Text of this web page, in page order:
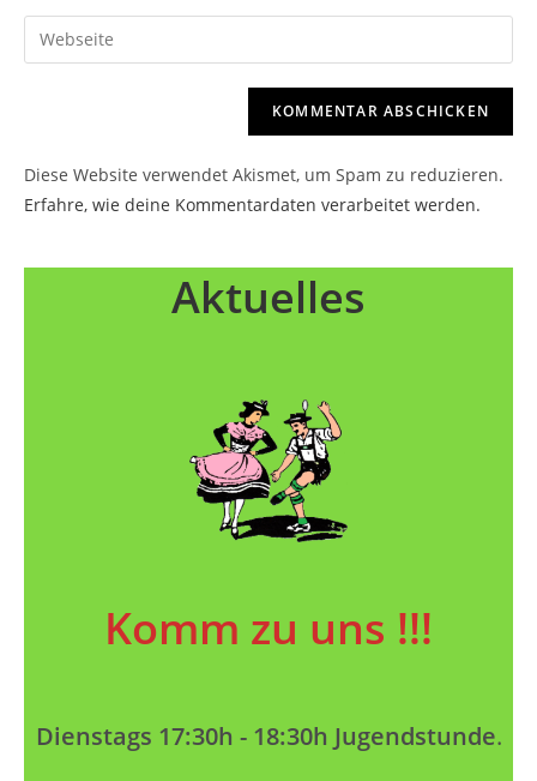
zum
Kommentieren
E-
Mail-
ein
Gib
deine
(optional)
Diese Website verwendet Akismet, um Spam zu reduzieren.
Erfahre, wie deine Kommentardaten verarbeitet werden.
Aktuelles
Komm zu uns !!!
Dienstags 17:30h - 18:30h Jugendstunde.